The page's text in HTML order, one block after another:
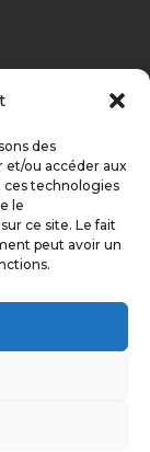
des
et/ou accéder aux
ces technologies
le
ce site. Le fait
peut avoir un
nous